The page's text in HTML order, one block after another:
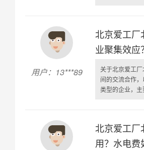
用户：13***89
北京爱工厂
业聚集效
关于北京爱工
间的交流合作
类型的企业，
北京爱工厂
用？水电